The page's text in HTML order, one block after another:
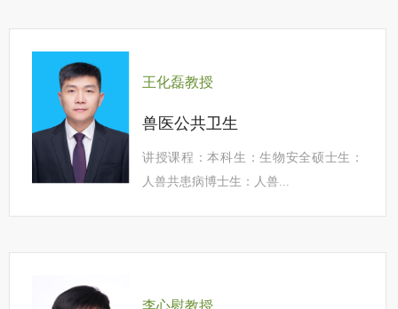
王化磊教授
兽医公共卫生
讲授课程：本科生：生物安全硕士生：
人兽共患病博士生：人兽...
李心慰教授